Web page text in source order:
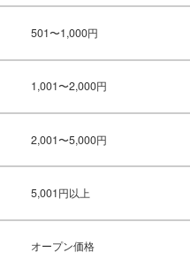
501〜1,000円
1,001〜2,000円
2,001〜5,000円
5,001円以上
オープン価格